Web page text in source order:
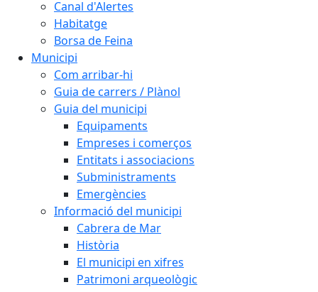
Canal d'Alertes
Habitatge
Borsa de Feina
Municipi
Com arribar-hi
Guia de carrers / Plànol
Guia del municipi
Equipaments
Empreses i comerços
Entitats i associacions
Subministraments
Emergències
Informació del municipi
Cabrera de Mar
Història
El municipi en xifres
Patrimoni arqueològic